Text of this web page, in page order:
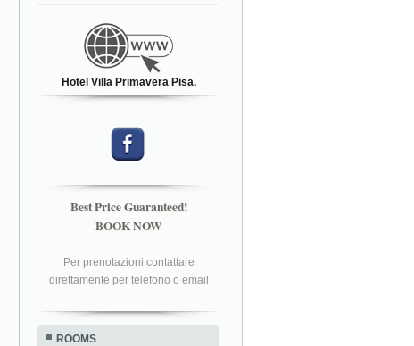
Hotel Villa Primavera Pisa,
Best Price Guaranteed!
BOOK NOW
Per prenotazioni contattare
direttamente per telefono o email
ROOMS